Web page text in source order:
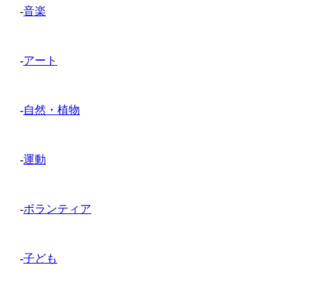
-音楽
-アート
-自然・植物
-運動
-ボランティア
-子ども